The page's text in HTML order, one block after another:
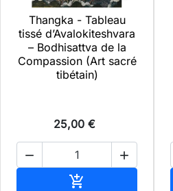
Thangka - Tableau
tissé d’Avalokiteshvara
– Bodhisattva de la
Compassion (Art sacré
tibétain)
25,00 €
 
